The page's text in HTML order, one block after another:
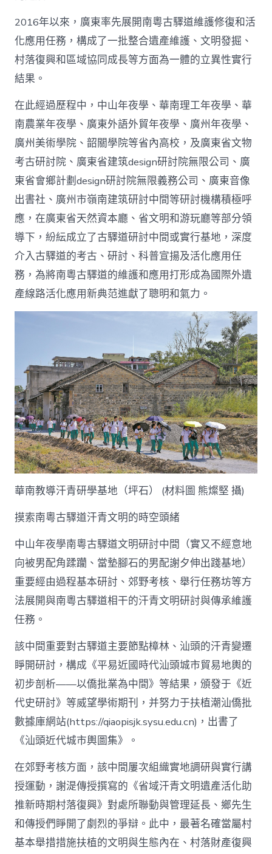
古
驛
道
催
典
范〉
中
2016年以來，廣東率先展開南粵古驛道維護修復和活
化應用任務，構成了一批整合遺產維護、文明發掘、
村落復興和區域協同成長等方面為一體的立異性實行
結果。
在此經過歷程中，中山年夜學、華南理工年夜學、華
南農業年夜學、廣東外語外貿年夜學、廣州年夜學、
廣州美術學院、韶關學院等省內高校，及廣東省文物
考古研討院、廣東省建筑design研討院無限公司、廣
東省會鄉計劃design研討院無限義務公司、廣東音像
出書社、廣州市嶺南建筑研討中間等研討機構積極呼
應，在廣東省天然資本廳、省文明和游玩廳等部分領
導下，紛紜成立了古驛道研討中間或實行基地，深度
介入古驛道的考古、研討、科普宣揚及活化應用任
務，為將南粵古驛道的維護和應用打形成為國際外遺
產線路活化應用新典范進獻了聰明和氣力。
華南教導汗青研學基地（坪石） (材料圖 熊燦堅 攝)
摸索南粵古驛道汗青文明的時空頭緒
中山年夜學南粵古驛道文明研討中間（實又不經意地
向被男配角蹂躪、當墊腳石的男配謝夕伸出踐基地）
重要經由過程基本研討、郊野考核、舉行任務坊等方
法展開與南粵古驛道相干的汗青文明研討與傳承維護
任務。
該中間重要對古驛道主要節點樟林、汕頭的汗青變遷
睜開研討，構成《平易近國時代汕頭城市貿易地輿的
初步剖析——以僑批業為中間》等結果，頒發于《近
代史研討》等威望學術期刊，并努力于扶植潮汕僑批
數據庫網站(https://qiaopisjk.sysu.edu.cn)，出書了
《汕頭近代城市輿圖集》。
在郊野考核方面，該中間屢次組織實地調研與實行講
授運動，謝湜傳授撰寫的《省域汗青文明遺產活化助
推新時期村落復興》對處所聯動與管理延長、鄉先生
和傳授們睜開了劇烈的爭辯。此中，最著名確當屬村
基本舉措措施扶植的文明與生態內在、村落財產復興